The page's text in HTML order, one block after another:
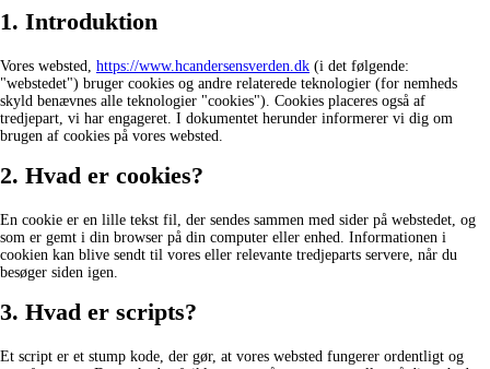
1. Introduktion
Vores websted, https://www.hcandersensverden.dk (i det følgende:
"webstedet") bruger cookies og andre relaterede teknologier (for nemheds
skyld benævnes alle teknologier "cookies"). Cookies placeres også af
tredjepart, vi har engageret. I dokumentet herunder informerer vi dig om
brugen af ​​cookies på vores websted.
2. Hvad er cookies?
En cookie er en lille tekst fil, der sendes sammen med sider på webstedet, og
som er gemt i din browser på din computer eller enhed. Informationen i
cookien kan blive sendt til vores eller relevante tredjeparts servere, når du
besøger siden igen.
3. Hvad er scripts?
Et script er et stump kode, der gør, at vores websted fungerer ordentligt og